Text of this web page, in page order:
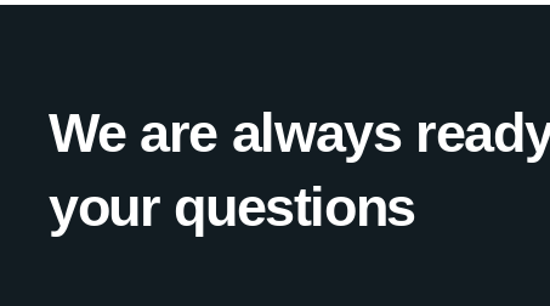
We are always
your questions